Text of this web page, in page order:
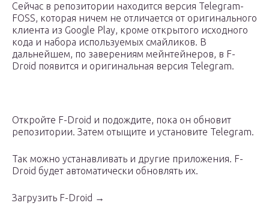
Сейчас в репозитории находится версия Telegram-
FOSS, которая ничем не отличается от оригинального
клиента из Google Play, кроме открытого исходного
кода и набора используемых смайликов. В
дальнейшем, по заверениям мейнтейнеров, в F-
Droid появится и оригинальная версия Telegram.
Откройте F-Droid и подождите, пока он обновит
репозитории. Затем отыщите и установите Telegram.
Так можно устанавливать и другие приложения. F-
Droid будет автоматически обновлять их.
Загрузить F-Droid →